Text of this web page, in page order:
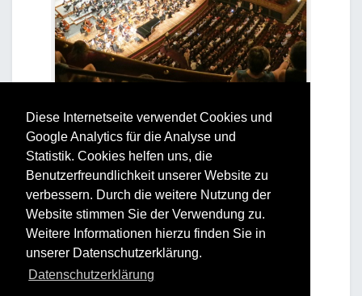
Diese Internetseite verwendet Cookies und
Google Analytics für die Analyse und
Statistik. Cookies helfen uns, die
Benutzerfreundlichkeit unserer Website zu
verbessern. Durch die weitere Nutzung der
Website stimmen Sie der Verwendung zu.
Weitere Informationen hierzu finden Sie in
unserer Datenschutzerklärung.
Datenschutzerklärung